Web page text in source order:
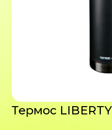
Термос